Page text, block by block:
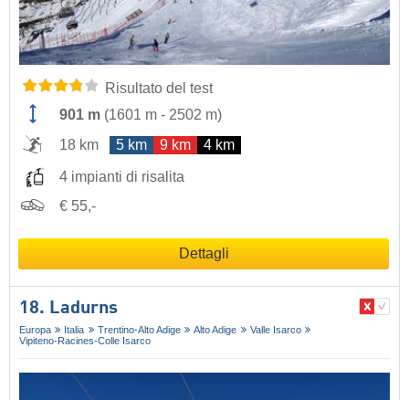
Risultato del test
901 m (1601 m - 2502 m)
18 km
5 km 9 km 4 km
4 impianti di risalita
€ 55,-
Dettagli
18. Ladurns
Europa Italia Trentino-Alto Adige Alto Adige
Valle Isarco
Vipiteno-Racines-Colle Isarco